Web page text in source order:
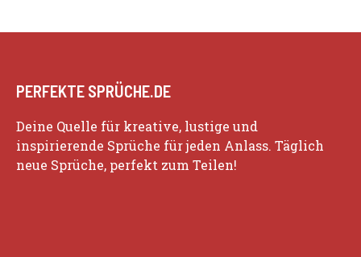
PERFEKTE SPRÜCHE.DE
Deine Quelle für kreative, lustige und
inspirierende Sprüche für jeden Anlass. Täglich
neue Sprüche, perfekt zum Teilen!